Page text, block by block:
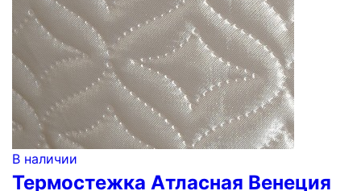
В наличии
Термостежка Атласная Венеция